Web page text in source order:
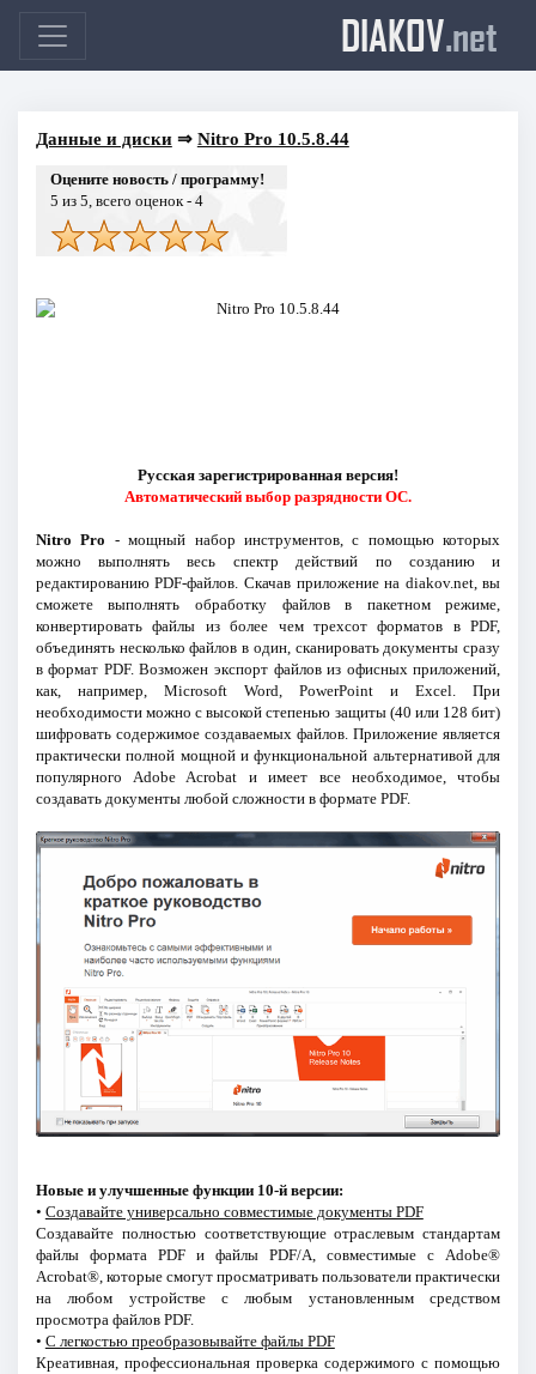
DIAKOV.net
Данные и диски⇒ Nitro Pro 10.5.8.44
Оцените новость / программу!
5 из 5, всего оценок - 4
Русская зарегистрированная версия!
Автоматический выбор разрядности ОС.
Nitro Pro - мощный набор инструментов, с помощью которых
можно выполнять весь спектр действий по созданию и
редактированию PDF-файлов. Скачав приложение на diakov.net, вы
сможете выполнять обработку файлов в пакетном режиме,
конвертировать файлы из более чем трехсот форматов в PDF,
объединять несколько файлов в один, сканировать документы сразу
в формат PDF. Возможен экспорт файлов из офисных приложений,
как, например, Microsoft Word, PowerPoint и Excel. При
необходимости можно с высокой степенью защиты (40 или 128 бит)
шифровать содержимое создаваемых файлов. Приложение является
практически полной мощной и функциональной альтернативой для
популярного Adobe Acrobat и имеет все необходимое, чтобы
создавать документы любой сложности в формате PDF.
Новые и улучшенные функции 10-й версии:
• Создавайте универсально совместимые документы PDF
Создавайте полностью соответствующие отраслевым стандартам
файлы формата PDF и файлы PDF/A, совместимые с Adobe®
Acrobat®, которые смогут просматривать пользователи практически
на любом устройстве с любым установленным средством
просмотра файлов PDF.
• С легкостью преобразовывайте файлы PDF
Креативная, профессиональная проверка содержимого с помощью